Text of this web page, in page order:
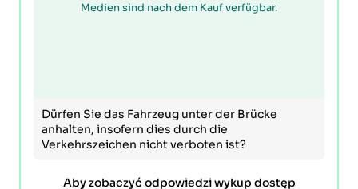
Medien sind nach dem Kauf verfügbar.
Dürfen Sie das Fahrzeug unter der Brücke
anhalten, insofern dies durch die
Verkehrszeichen nicht verboten ist?
Aby zobaczyć odpowiedzi wykup dostęp